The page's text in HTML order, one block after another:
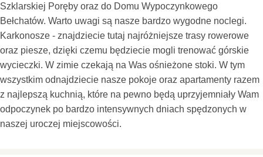
Szklarskiej Poręby oraz do Domu Wypoczynkowego
Bełchatów. Warto uwagi są nasze bardzo wygodne noclegi.
Karkonosze - znajdziecie tutaj najróżniejsze trasy rowerowe
oraz piesze, dzięki czemu będziecie mogli trenować górskie
wycieczki. W zimie czekają na Was ośnieżone stoki. W tym
wszystkim odnajdziecie nasze pokoje oraz apartamenty razem
z najlepszą kuchnią, które na pewno będą uprzyjemniały Wam
odpoczynek po bardzo intensywnych dniach spędzonych w
naszej uroczej miejscowości.